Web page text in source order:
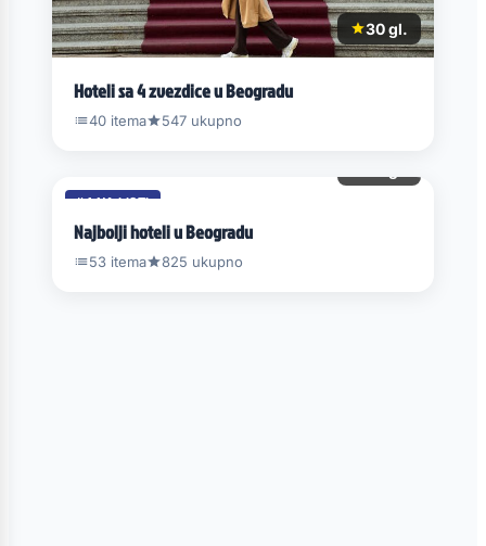
30 gl.
Hoteli sa 4 zvezdice u Beogradu
40 itema 547 ukupno
#4 NA LISTI
Najbolji hoteli u Beogradu
53 itema 825 ukupno